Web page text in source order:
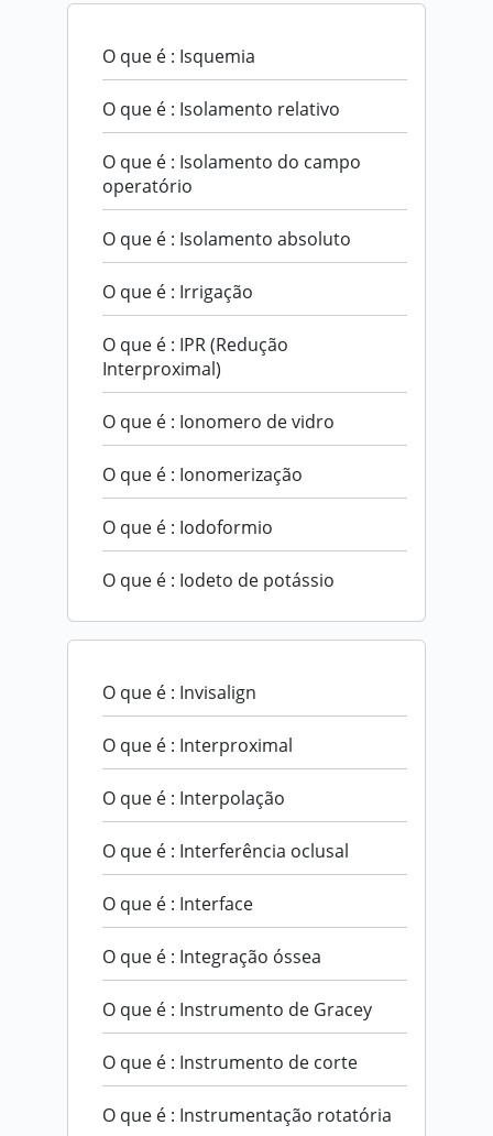
O que é : Isquemia
O que é : Isolamento relativo
O que é : Isolamento do campo
operatório
O que é : Isolamento absoluto
O que é : Irrigação
O que é : IPR (Redução
Interproximal)
O que é : Ionomero de vidro
O que é : Ionomerização
O que é : Iodoformio
O que é : Iodeto de potássio
O que é : Invisalign
O que é : Interproximal
O que é : Interpolação
O que é : Interferência oclusal
O que é : Interface
O que é : Integração óssea
O que é : Instrumento de Gracey
O que é : Instrumento de corte
O que é : Instrumentação rotatória